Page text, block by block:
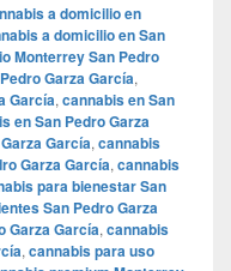
a domicilio en
a domicilio en San
Monterrey San Pedro
Garza García,
García, cannabis en San
en San Pedro Garza
García, cannabis
Garza García, cannabis
para bienestar San
San Pedro Garza
Garza García, cannabis
, cannabis para uso